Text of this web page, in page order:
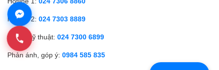
Hotline 2: 024 7303 8889
Hỗ trợ kỹ thuật: 024 7300 6899
Phản ánh, góp ý: 0984 585 835